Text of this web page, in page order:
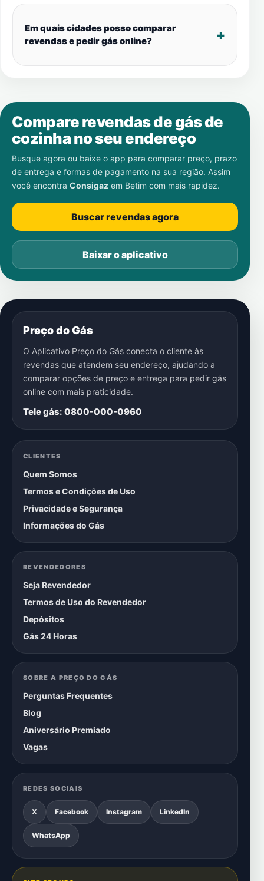
Em quais cidades posso comparar
revendas e pedir gás online?
Compare revendas de gás de
cozinha no seu endereço
Busque agora ou baixe o app para comparar preço, prazo
de entrega e formas de pagamento na sua região. Assim
você encontra Consigaz em Betim com mais rapidez.
Buscar revendas agora
Baixar o aplicativo
Preço do Gás
O Aplicativo Preço do Gás conecta o cliente às
revendas que atendem seu endereço, ajudando a
comparar opções de preço e entrega para pedir gás
online com mais praticidade.
Tele gás: 0800-000-0960
CLIENTES
Quem Somos
Termos e Condições de Uso
Privacidade e Segurança
Informações do Gás
REVENDEDORES
Seja Revendedor
Termos de Uso do Revendedor
Depósitos
Gás 24 Horas
SOBRE A PREÇO DO GÁS
Perguntas Frequentes
Blog
Aniversário Premiado
Vagas
REDES SOCIAIS
X Facebook Instagram LinkedIn
WhatsApp